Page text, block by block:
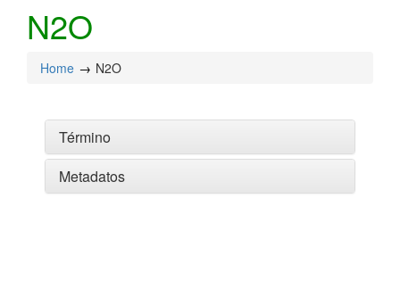
N2O
Home N2O
Término
Metadatos